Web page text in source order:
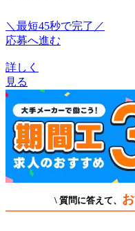
＼最短45秒で完了／
応募へ進む
詳しく
見る
\ 質問に答えて、